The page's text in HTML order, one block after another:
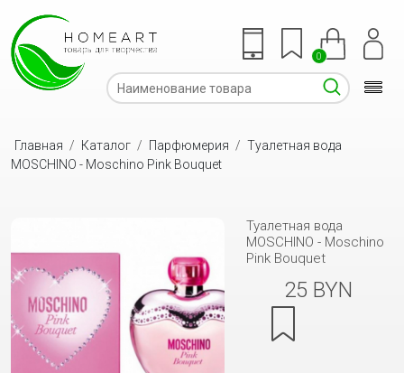
0
Главная / Каталог / Парфюмерия / Туалетная вода
MOSCHINO - Moschino Pink Bouquet
Туалетная вода
MOSCHINO - Moschino
Pink Bouquet
25 BYN